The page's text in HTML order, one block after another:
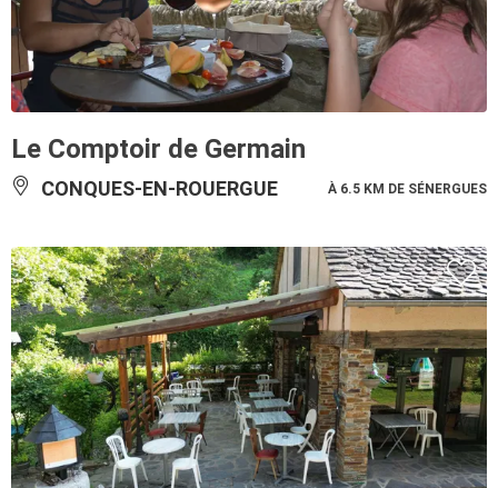
Le Comptoir de Germain
CONQUES-EN-ROUERGUE À 6.5 KM DE SÉNERGUES